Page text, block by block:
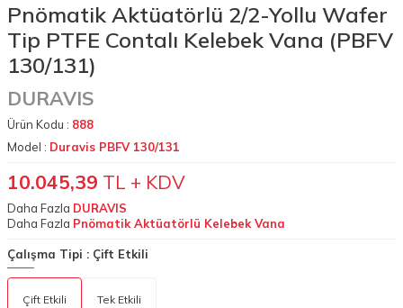
Pnömatik Aktüatörlü 2/2-Yollu Wafer
Tip PTFE Contalı Kelebek Vana (PBFV
130/131)
DURAVIS
Ürün Kodu : 888
Model : Duravis PBFV 130/131
10.045,39 TL + KDV
Daha Fazla DURAVIS
Daha Fazla Pnömatik Aktüatörlü Kelebek Vana
Çalışma Tipi : Çift Etkili
Çift Etkili Tek Etkili